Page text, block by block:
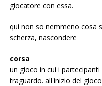
giocatore con essa.
qui non so nemmeno cosa
scherza, nascondere
corsa
un gioco in cui i
traguardo. all'inizio del